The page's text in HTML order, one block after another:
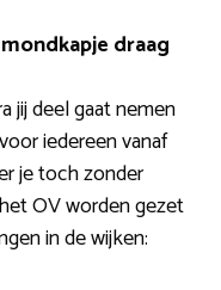
draag
jij deel gaat nemen
iedereen vanaf
je toch zonder
OV worden gezet
in de wijken: